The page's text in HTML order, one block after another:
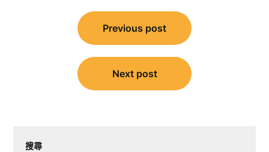
Previous post
Next post
搜尋